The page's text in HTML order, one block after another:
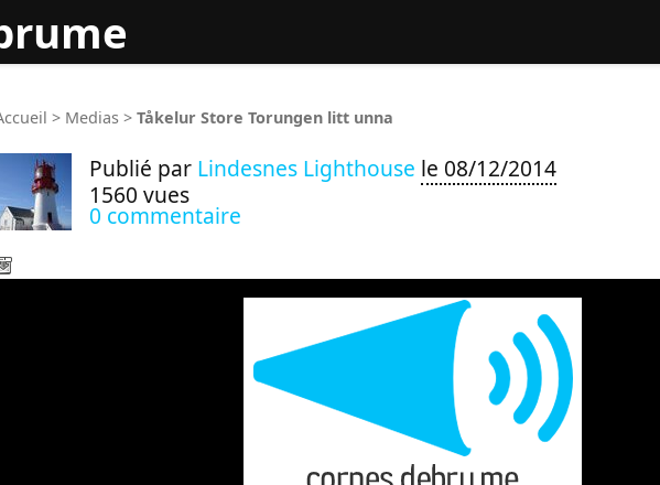
> Medias > Tåkelur Store Torungen litt unna
Publié par Lindesnes Lighthouse le 08/12/2014
1560 vues
0 commentaire